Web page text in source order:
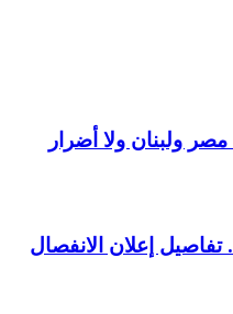
ولبنان ولا أضرار
تفاصيل إعلان الانفصال